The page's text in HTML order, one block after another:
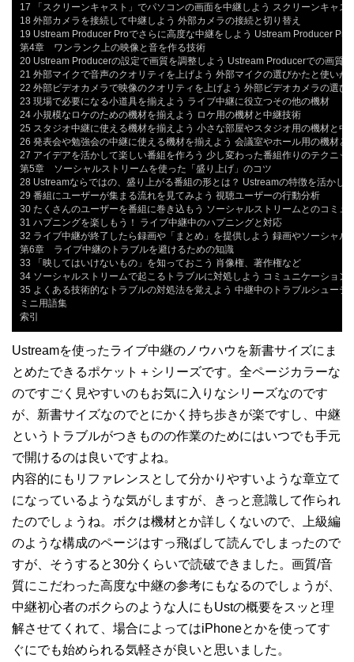
17 「スクリーンキャスト」でパソコンの画面を中継しよう スクリーンキャス
18 外部カメラを接続して中継しよう 外部カメラの接続と切り替え
19 Ustream Producer Proでさらに高度な中継をしよう Ustream Producer Pro
第4章　ワンランク上の映像と音を作る技術
20 Ustream Producerの設定で画質を調整しよう Ustream Producerでの画質
21 外部マイクで音声のクオリティを上げよう 外部マイクの選びかたと使いか
22 外部ビデオカメラで映像のクオリティを上げよう 外部ビデオカメラの選び
23 現場で必要になる小道具を揃えよう ライブ中継に役立つその他の機材
24 小規模なロケのための機材を揃えよう ロケ用の機材と中継技術
25 スタジオ中継に使える機材を揃えよう 小さな部屋やスタジオ用の機材と中
26 発表会や勉強会の中継に使える機材を揃えよう 会議室やホール用の機材と
27 アイデアを活かして楽しい番組を作ろう 少し変わった番組作りのテクニッ
第5章　ソーシャルストリームを使った「盛り上げ」のコツ
28 Ustreamならではの、盛り上がる番組の形とは？ Ustreamの特徴を活かし
29 番組にユーザーが集まる流れを見てみよう 視聴ユーザーの行動分析
30 たくさんのユーザーを番組に巻き込もう ソーシャルストリームとのコミュ
31 ハプニングを楽しもう！ ライブ中継中のハプニングと対応
32 ライブ中継が終了したら録画や「まとめ」を提供しよう 録画やソーシャル
第6章　ライブ中継のトラブルを避けるための知識
33 「映してはいけないもの」を知っておこう 肖像権、著作権など
34 ソーシャルストリームで起こるトラブルに対処しよう コミュニケーション
35 よくある技術的なトラブルの対処法を覚えよう 中継中のトラブルシューテ
ミニ用語集
索引
Ustreamを使ったライブ中継のノウハウを新書サイズにま
とめたできるポケット＋シリーズです。全ページカラーな
のですごく見やすいのもお気に入りなシリーズなのです
が、新書サイズなのでとにかく持ち歩きが楽ですし、中継
というトラブルがつきものの作業のためにはいつでも手元
で開けるのは良いですよね。
内容的にもリファレンスとして分かりやすいような章立て
になっているような気がしますが、きっと意識して作られ
たのでしょうね。ボクは機材とか詳しくないので、上級編
のような構成のページはすっ飛ばして読んでしまったので
すが、そうすると30分くらいで読破できました。画質/音
質にこだわった高度な中継の参考にもなるのでしょうが、
中継初心者のボクらのような人にもUstの概要をスッと理
解させてくれて、場合によってはiPhoneとかを使ってす
ぐにでも始められる気軽さが良いと思いました。